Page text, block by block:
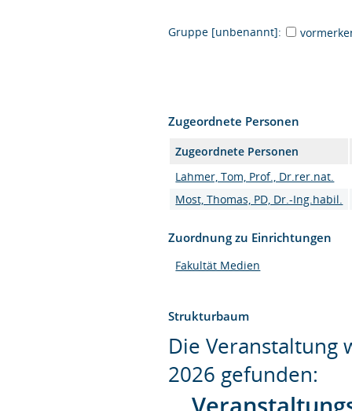
Gruppe [unbenannt]:
Zugeordnete Personen
Zugeordnete Personen
Lahmer, Tom, Prof., Dr.rer.nat.
Most, Thomas, PD, Dr.-Ing.habil.
Zuordnung zu Einrichtungen
Fakultät Medien
Strukturbaum
Die Veranstaltung
2026 gefunden: